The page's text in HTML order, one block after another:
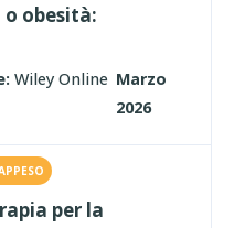
o obesità:
Wiley Online Marzo
2026
per la